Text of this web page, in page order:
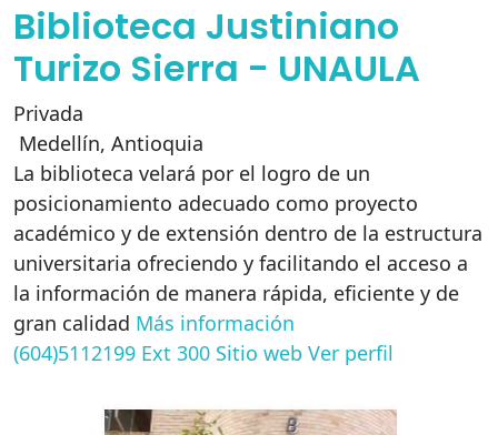
Biblioteca Justiniano
Turizo Sierra - UNAULA
Privada
Medellín, Antioquia
La biblioteca velará por el logro de un
posicionamiento adecuado como proyecto
académico y de extensión dentro de la estructura
universitaria ofreciendo y facilitando el acceso a
la información de manera rápida, eficiente y de
gran calidad Más información
(604)5112199 Ext 300 Sitio web Ver perfil